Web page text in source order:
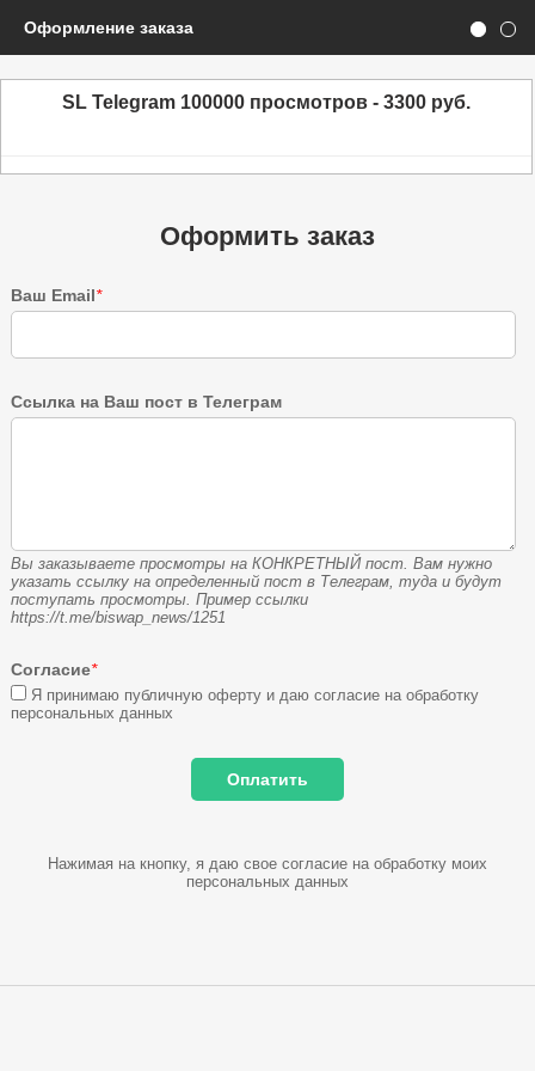
Оформление заказа
Оформить заказ
Ваш Email*
Ссылка на Ваш пост в Телеграм
Вы заказываете просмотры на КОНКРЕТНЫЙ пост. Вам нужно
указать ссылку на определенный пост в Телеграм, туда и будут
поступать просмотры. Пример ссылки
https://t.me/biswap_news/1251
Согласие*
Я принимаю публичную оферту и даю согласие на обработку
персональных данных
Нажимая на кнопку, я даю свое согласие на обработку моих
персональных данных
SL Telegram 100000 просмотров - 3300 руб.